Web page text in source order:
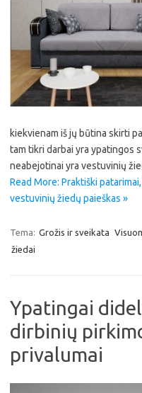
kiekvienam iš jų būtina skirti
tam tikri darbai yra ypatingos
neabejotinai yra vestuvinių
Read More: Praktiški
vestuvinių žiedų paieškas »
Tema: Grožis ir sveikata
žiedai
Ypatingai
dirbinių
privalumai